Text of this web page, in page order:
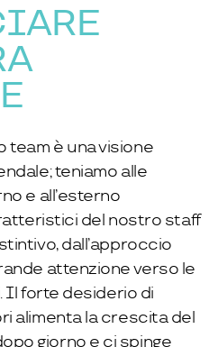
team è una visione
teniamo alle
e all’esterno
del nostro staff
dall’approccio
attenzione verso le
Il forte desiderio di
alimenta la crescita del
giorno e ci spinge